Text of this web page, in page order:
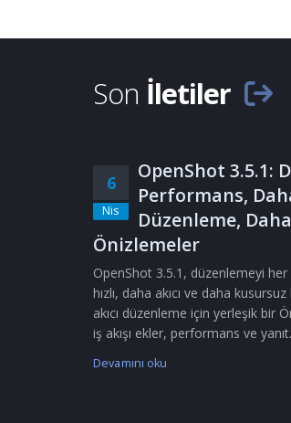
Son İletiler
6
Nis
OpenShot 3.5.1:
Performans,
Düzenleme,
Önizlemeler
OpenShot 3.5.1, düzenlemeyi
hızlı, daha akıcı ve daha
akıcı düzenleme için yerleşik bir
iş akışı ekler, performans ve
Devamını oku